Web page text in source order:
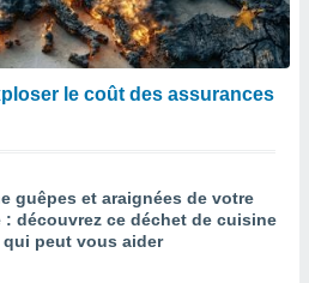
le coût des assurances
guêpes et araignées de votre
: découvrez ce déchet de cuisine
peut vous aider